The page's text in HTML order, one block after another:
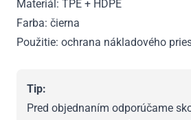
Materiál: TPE + HDPE
Farba: čierna
Použitie: ochrana nákladového
Tip:
Pred objednaním odporúčame